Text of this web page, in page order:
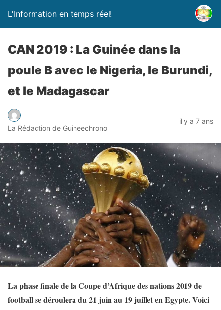
L'Information en temps réel!
CAN 2019 : La Guinée dans la
poule B avec le Nigeria, le Burundi,
et le Madagascar
La Rédaction de Guineechrono
il y a 7 ans
La phase finale de la Coupe d’Afrique des nations 2019 de
football se déroulera du 21 juin au 19 juillet en Egypte. Voici